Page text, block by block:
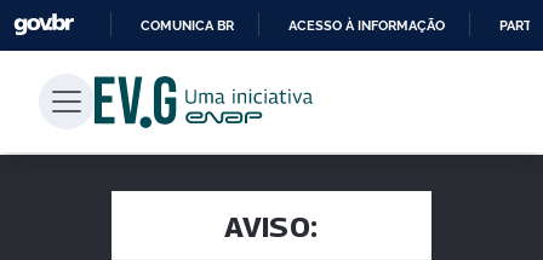
PARA
CONTEÚDO
COMUNICA BR ACESSO À INFORMAÇÃO
AVISO: